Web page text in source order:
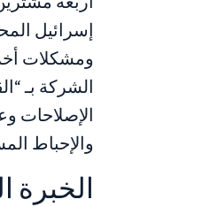
إسرائيل
ومشكلات
الشركة بـ
الإصلاحات
والإحباط
الخبرة